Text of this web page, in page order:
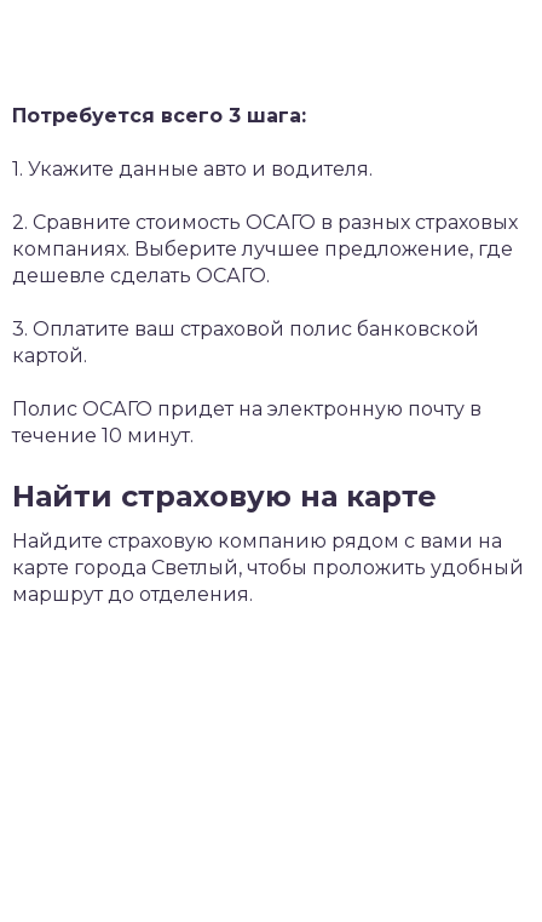
Потребуется всего 3 шага:
1. Укажите данные авто и водителя.
2. Сравните стоимость ОСАГО в разных страховых
компаниях. Выберите лучшее предложение, где
дешевле сделать ОСАГО.
3. Оплатите ваш страховой полис банковской
картой.
Полис ОСАГО придет на электронную почту в
течение 10 минут.
Найти страховую на карте
Найдите страховую компанию рядом с вами на
карте города Светлый, чтобы проложить удобный
маршрут до отделения.